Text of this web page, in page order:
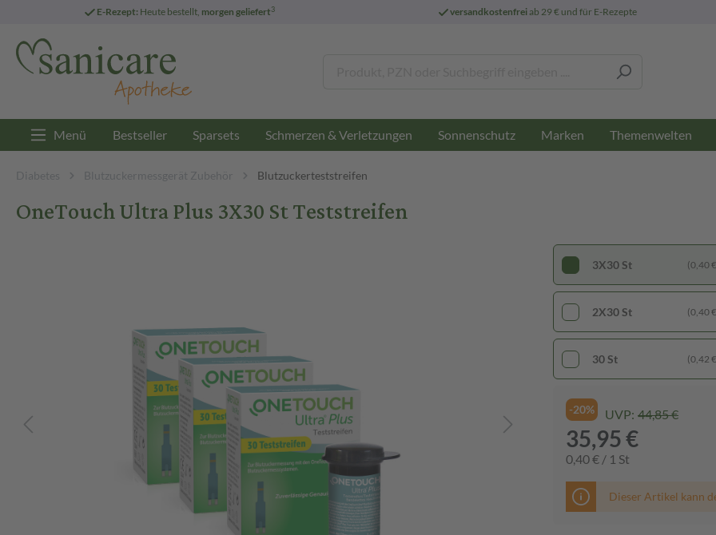
E-Rezept: Heute bestellt, morgen geliefert3 versandkostenfreiab 29 € und für E-Rezepte
Menü Bestseller Sparsets Schmerzen & Verletzungen Sonnenschutz Marken Themenwelten
Diabetes Blutzuckermessgerät Zubehör Blutzuckerteststreifen
OneTouch Ultra Plus 3X30 St Teststreifen
3X30 St (0,40
2X30 St (0,40
30 St (0,42
-20% UVP: 44,85 €
35,95 €
0,40 € / 1 St
Dieser Artikel kann